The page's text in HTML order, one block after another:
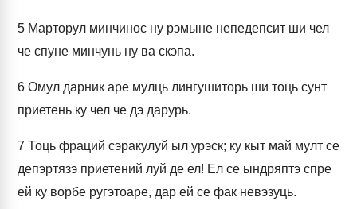
5 Марторул минчинос ну рэмыне непедепсит ши чел
че спуне минчунь ну ва скэпа.
6 Омул дарник аре мулць лингушиторь ши тоць сунт
приетень ку чел че дэ дарурь.
7 Тоць фраций сэракулуй ыл урэск; ку кыт май мулт се
депэртязэ приетений луй де ел! Ел се ындряптэ спре
ей ку ворбе ругэтоаре, дар ей се фак невэзуць.